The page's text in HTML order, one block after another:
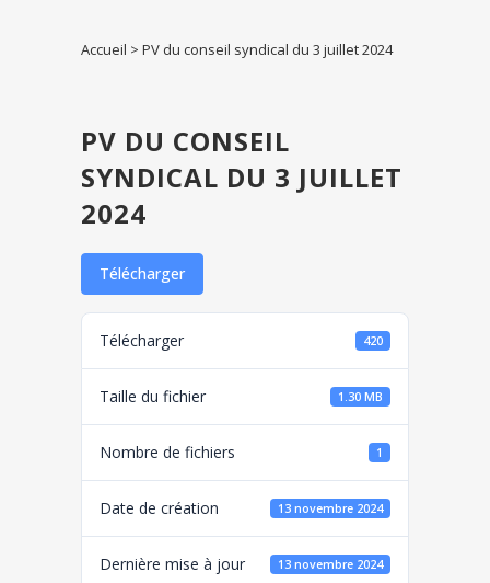
Accueil > PV du conseil syndical du 3 juillet 2024
PV DU CONSEIL
SYNDICAL DU 3 JUILLET
2024
Télécharger
Télécharger 420
Taille du fichier 1.30 MB
Nombre de fichiers 1
Date de création 13 novembre 2024
Dernière mise à jour 13 novembre 2024